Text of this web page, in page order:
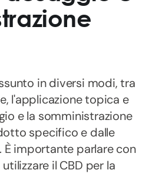
in diversi modi, tra
l'applicazione topica e
e la somministrazione
specifico e dalle
È importante parlare con
il CBD per la